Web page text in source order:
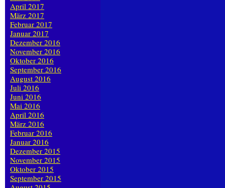
April 2017
März 2017
Februar 2017
Januar 2017
Dezember 2016
November 2016
Oktober 2016
September 2016
August 2016
Juli 2016
Juni 2016
Mai 2016
April 2016
März 2016
Februar 2016
Januar 2016
Dezember 2015
November 2015
Oktober 2015
September 2015